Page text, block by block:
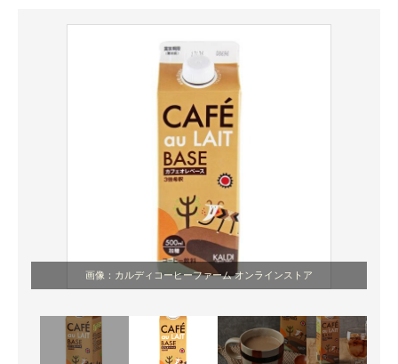
製造業のIT導入・活用を支援
モノづくり技術者専門サイト
エネルギーの専門メディア
建設×テクノロジーの最前線
ちょっと気になるネットの話題
画像：カルディコーヒーファーム オンラインストア